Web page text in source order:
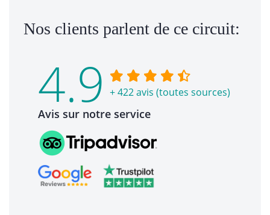
Nos clients parlent de ce circuit:
4.9 + 422 avis (toutes sources)
Avis sur notre service